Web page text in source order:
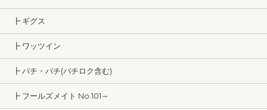
┣ ギグス
┣ ワッツイン
┣ パチ・パチ(パチロク含む)
┣ フールズメイト No.101～